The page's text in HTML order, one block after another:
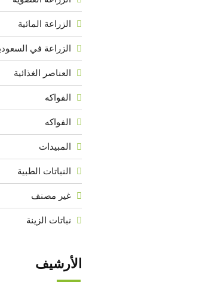
الزراعة المائية
الزراعة في
العناصر الغذائية
الفواكه
الفواكه
المبيدات
النباتات الطبية
غير مصنف
نباتات الزينة
الأرشيف